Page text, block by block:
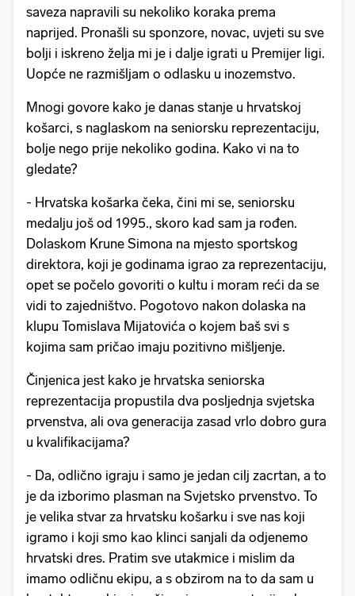
saveza napravili su nekoliko koraka prema
naprijed. Pronašli su sponzore, novac, uvjeti su sve
bolji i iskreno želja mi je i dalje igrati u Premijer ligi.
Uopće ne razmišljam o odlasku u inozemstvo.
Mnogi govore kako je danas stanje u hrvatskoj
košarci, s naglaskom na seniorsku reprezentaciju,
bolje nego prije nekoliko godina. Kako vi na to
gledate?
- Hrvatska košarka čeka, čini mi se, seniorsku
medalju još od 1995., skoro kad sam ja rođen.
Dolaskom Krune Simona na mjesto sportskog
direktora, koji je godinama igrao za reprezentaciju,
opet se počelo govoriti o kultu i moram reći da se
vidi to zajedništvo. Pogotovo nakon dolaska na
klupu Tomislava Mijatovića o kojem baš svi s
kojima sam pričao imaju pozitivno mišljenje.
Činjenica jest kako je hrvatska seniorska
reprezentacija propustila dva posljednja svjetska
prvenstva, ali ova generacija zasad vrlo dobro gura
u kvalifikacijama?
- Da, odlično igraju i samo je jedan cilj zacrtan, a to
je da izborimo plasman na Svjetsko prvenstvo. To
je velika stvar za hrvatsku košarku i sve nas koji
igramo i koji smo kao klinci sanjali da odjenemo
hrvatski dres. Pratim sve utakmice i mislim da
imamo odličnu ekipu, a s obzirom na to da sam u